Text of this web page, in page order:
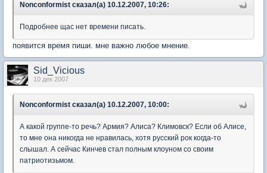
Nonconformist сказал(а) 10.12.2007, 10:26:
Подробнее щас нет времени писать.
появится время пиши. мне важно любое мнение.
Sid_Vicious
10 дек 2007
Nonconformist сказал(а) 10.12.2007, 10:00:
А какой группе-то речь? Армия? Алиса? Климовск? Если об Алисе,
то мне она никогда не нравилась, хотя русский рок когда-то
слышал. А сейчас Кинчев стал полным клоуном со своим
патриотизьмом.